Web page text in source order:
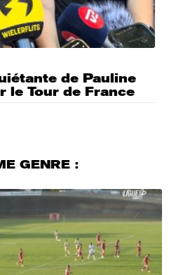
de Pauline
le Tour de France
GENRE :